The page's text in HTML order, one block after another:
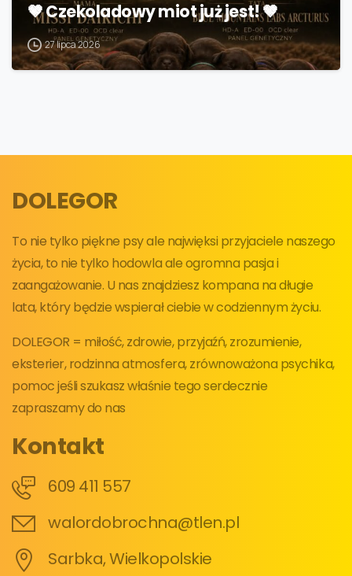
🤎 Czekoladowy miot już jest! 🤎
27 lipca 2026
DOLEGOR
To nie tylko piękne psy ale najwięksi przyjaciele naszego
życia, to nie tylko hodowla ale ogromna pasja i
zaangażowanie. U nas znajdziesz kompana na długie
lata, który będzie wspierał ciebie w codziennym życiu.
DOLEGOR = miłość, zdrowie, przyjaźń, zrozumienie,
eksterier, rodzinna atmosfera, zrównoważona psychika,
pomoc jeśli szukasz właśnie tego serdecznie
zapraszamy do nas
Kontakt
609 411 557
walordobrochna@tlen.pl
Sarbka, Wielkopolskie